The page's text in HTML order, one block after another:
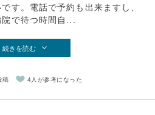
す。電話で予約も出来ますし、
で待つ時間自...
続きを読む
稿 4人が参考になった